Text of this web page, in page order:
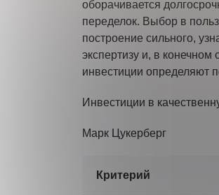
оборачивается
переделок. Выбор в
построение сильного,
экспертизу и, в
инвестиции определяют
Инвестиции в
Марк Цукерберг
Критерий